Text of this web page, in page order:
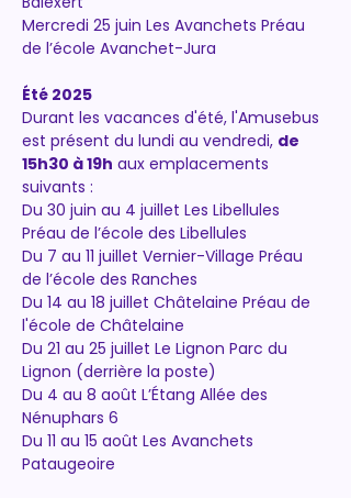
Mercredi 25 juin Les Avanchets Préau
de l’école Avanchet-Jura
Été 2025
Durant les vacances d'été, l'Amusebus
est présent du lundi au vendredi, de
15h30 à 19h aux emplacements
suivants :
Du 30 juin au 4 juillet Les Libellules
Préau de l’école des Libellules
Du 7 au 11 juillet Vernier-Village Préau
de l’école des Ranches
Du 14 au 18 juillet Châtelaine Préau de
l'école de Châtelaine
Du 21 au 25 juillet Le Lignon Parc du
Lignon (derrière la poste)
Du 4 au 8 août L’Étang Allée des
Nénuphars 6
Du 11 au 15 août Les Avanchets
Pataugeoire